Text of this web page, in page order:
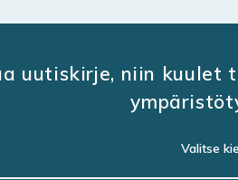
uutiskirje, niin kuulet
Valitse